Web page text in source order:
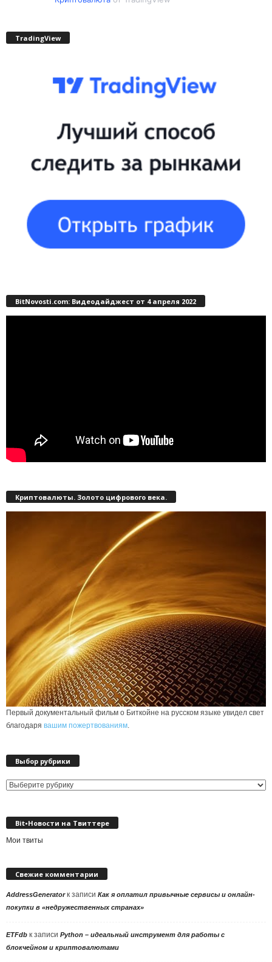
TradingView
BitNovosti.com: Видеодайджест от 4 апреля 2022
Криптовалюты. Золото цифрового века.
Первый документальный фильм о Биткойне на русском языке увидел свет
благодаря вашим пожертвованиям.
Выбор рубрики
Выбор
Bit•Новости на Твиттере
Мои твиты
Свежие комментарии
AddressGeneratorк записи Как я оплатил привычные сервисы и онлайн-
покупки в «недружественных странах»
ETFdb к записи Python – идеальный инструмент для работы с
блокчейном и криптовалютами